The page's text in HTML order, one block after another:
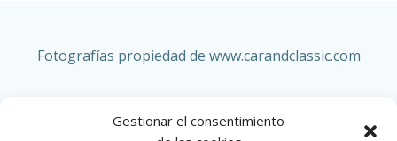
Gestionar el consentimiento
Fotografías propiedad de www.carandclassic.com